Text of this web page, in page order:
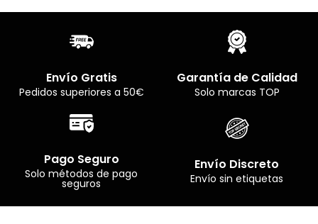
Envío Gratis
Pedidos superiores a 50€
Garantía de Calidad
Solo marcas TOP
Pago Seguro
Solo métodos de pago
seguros
Envío Discreto
Envío sin etiquetas